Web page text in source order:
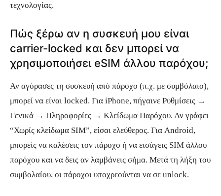
τεχνολογίας.
Πώς ξέρω αν η συσκευή μου είναι
carrier-locked και δεν μπορεί να
χρησιμοποιήσει eSIM άλλου παρόχου;
Αν αγόρασες τη συσκευή από πάροχο (π.χ. με συμβόλαιο),
μπορεί να είναι locked. Για iPhone, πήγαινε Ρυθμίσεις →
Γενικά → Πληροφορίες → Κλείδωμα Παρόχου. Αν γράφει
“Χωρίς κλείδωμα SIM”, είσαι ελεύθερος. Για Android,
μπορείς να καλέσεις τον πάροχο ή να εισάγεις SIM άλλου
παρόχου και να δεις αν λαμβάνεις σήμα. Μετά τη λήξη του
συμβολαίου, οι πάροχοι υποχρεούνται να σε unlock.